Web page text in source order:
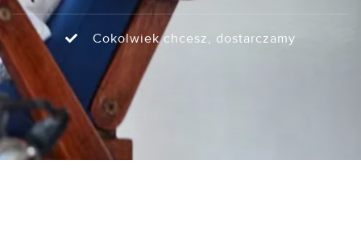
Cokolwiek chcesz, dostarczamy